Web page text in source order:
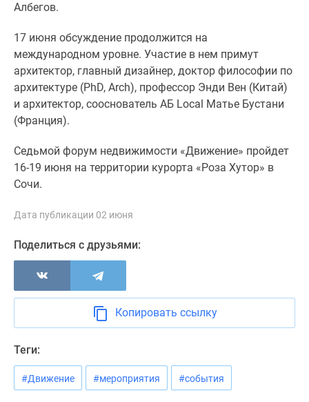
проекте
Реклама
сайте
Дзен
Машино-
Апартаменты
#траншевая
ипотека
#рассрочка
ИТ-
ипотека
Квартиры
скидками
41%
360°
новостроек
Субсидированная
Албегов.
17 июня обсуждение продолжится на
международном уровне. Участие в нем примут
архитектор, главный дизайнер, доктор философии по
архитектуре (PhD, Arch), профессор Энди Вен (Китай)
и архитектор, сооснователь АБ Local Матье Бустани
(Франция).
Седьмой форум недвижимости «Движение» пройдет
16-19 июня на территории курорта «Роза Хутор» в
Сочи.
Дата публикации 02 июня
Поделиться с друзьями:
Копировать ссылку
Теги:
#Движение #мероприятия #события